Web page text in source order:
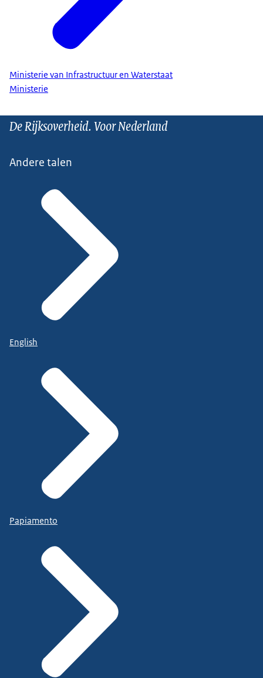
Ministerie van Infrastructuur en Waterstaat
Ministerie
De Rijksoverheid. Voor Nederland
Andere talen
English
Papiamento